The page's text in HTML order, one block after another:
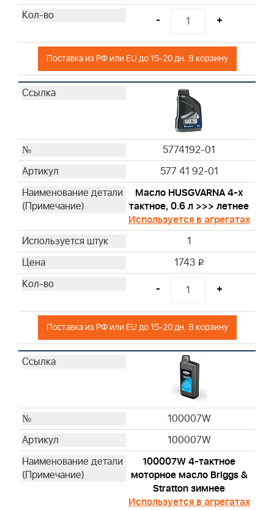
-
+
Поставка из РФ или EU до 15-20 дн. В корзину
5774192-01
577 41 92-01
Масло HUSGVARNA 4-х
тактное, 0.6 л >>> летнее
Используется в агрегатах
1
1743 i
- +
Поставка из РФ или EU до 15-20 дн. В корзину
100007W
100007W
100007W 4-тактное
моторное масло Briggs &
Stratton зимнее
Используется в агрегатах